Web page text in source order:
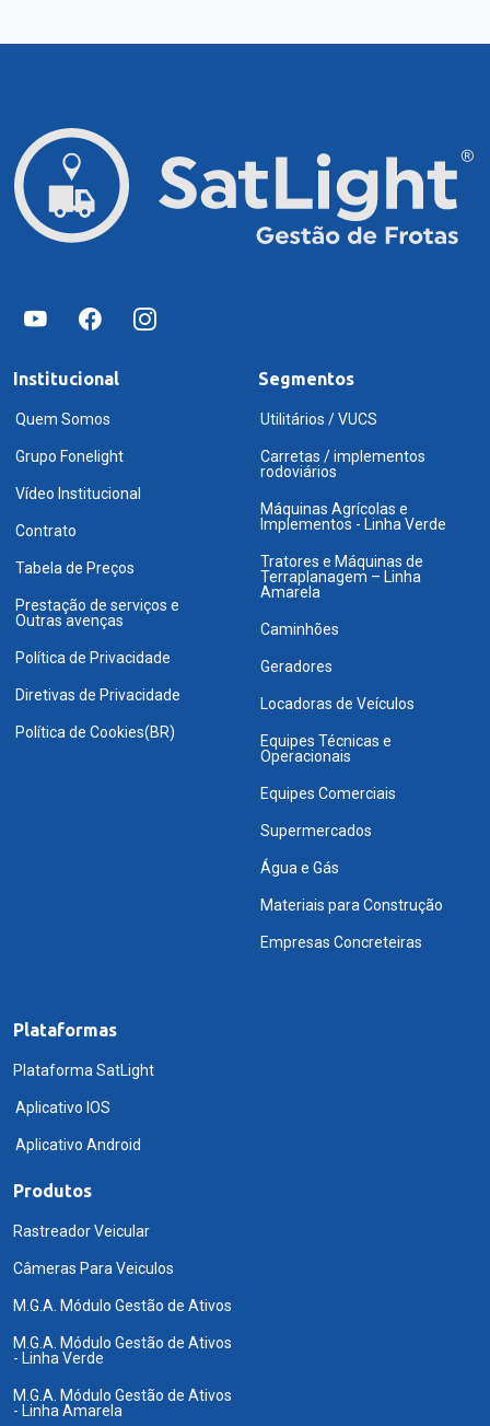
Institucional
Quem Somos
Grupo Fonelight
Vídeo Institucional
Contrato
Tabela de Preços
Prestação de serviços e
Outras avenças
Política de Privacidade
Diretivas de Privacidade
Política de Cookies(BR)
Segmentos
Utilitários / VUCS
Carretas / implementos
rodoviários
Máquinas Agrícolas e
Implementos - Linha Verde
Tratores e Máquinas de
Terraplanagem – Linha
Amarela
Caminhões
Geradores
Locadoras de Veículos
Equipes Técnicas e
Operacionais
Equipes Comerciais
Supermercados
Água e Gás
Materiais para Construção
Empresas Concreteiras
Plataformas
Plataforma SatLight
Aplicativo IOS
Aplicativo Android
Produtos
Rastreador Veicular
Câmeras Para Veiculos
M.G.A. Módulo Gestão de Ativos
M.G.A. Módulo Gestão de Ativos
- Linha Verde
M.G.A. Módulo Gestão de Ativos
- Linha Amarela